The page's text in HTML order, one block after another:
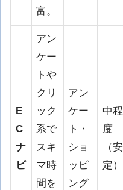
富。
E
C
ナ
ビ
アン
ケー
トや
クリ
ック
系で
スキ
マ時
間を
アン
ケー
ト・
ショ
ッピ
ング
中程
度
（安
定）